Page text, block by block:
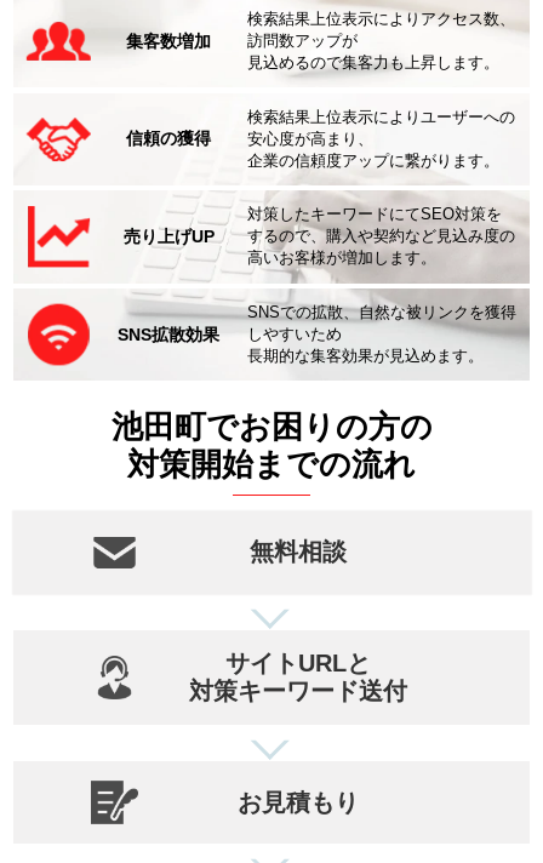
集客数増加
検索結果上位表示によりアクセス数、
訪問数アップが
見込めるので集客力も上昇します。
信頼の獲得
検索結果上位表示によりユーザーへの
安心度が高まり、
企業の信頼度アップに繋がります。
売り上げUP
対策したキーワードにてSEO対策を
するので、購入や契約など見込み度の
高いお客様が増加します。
SNS拡散効果
SNSでの拡散、自然な被リンクを獲得
しやすいため
長期的な集客効果が見込めます。
池田町でお困りの方の
対策開始までの流れ
無料相談
サイトURLと
対策キーワード送付
お見積もり